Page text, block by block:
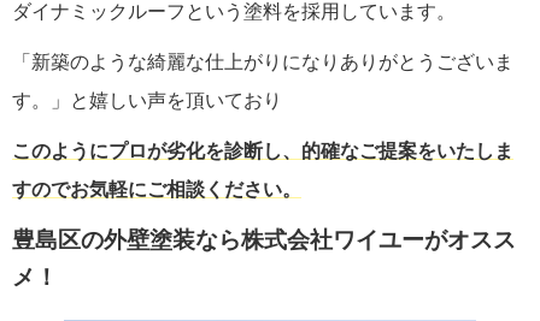
ダイナミックルーフという塗料を採用しています。
「新築のような綺麗な仕上がりになりありがとうございま
す。」と嬉しい声を頂いており
このようにプロが劣化を診断し、的確なご提案をいたしま
すのでお気軽にご相談ください。
豊島区の外壁塗装なら株式会社ワイユーがオスス
メ！